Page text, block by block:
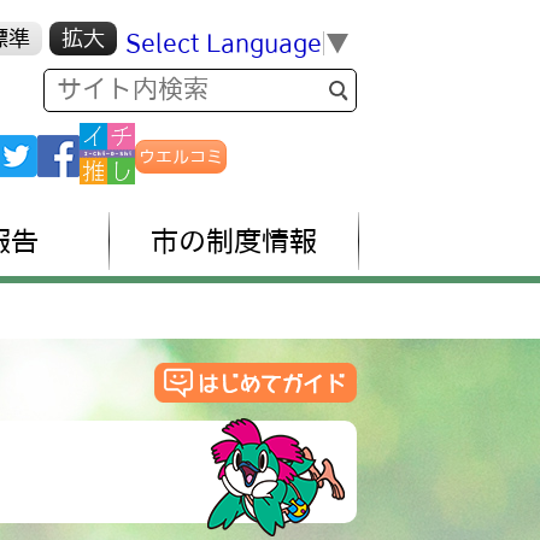
準 拡大 Select Language ▼
ウエルコミ
告 市の制度情報